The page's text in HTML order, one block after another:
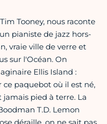
Tooney, nous raconte
pianiste de jazz hors-
vraie ville de verre et
sur l'Océan. On
Ellis Island :
ce paquebot où il est né,
pied à terre. La
T.D. Lemon